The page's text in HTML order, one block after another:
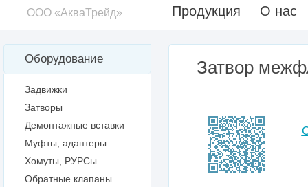
ООО «АкваТрейд» Продукция О нас
Оборудование
Задвижки
Затворы
Демонтажные вставки
Муфты, адаптеры
Хомуты, РУРСы
Обратные клапаны
Затвор